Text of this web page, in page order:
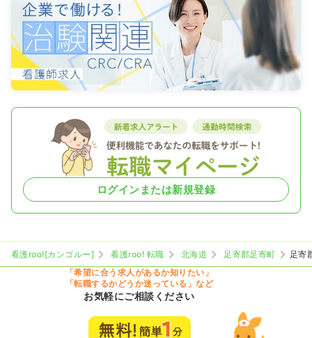
ログインまたは新規登録
看護roo![カンゴルー] 看護roo! 転職 北海道 足寄郡足寄町
足寄
「希望に合う求人があるか知りたい」
「転職するかどうか迷っている」など
お気軽にご相談ください